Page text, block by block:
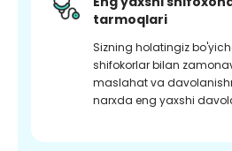
tarmoqlari
Sizning holatingiz
shifokorlar bilan
maslahat va
narxda eng yaxshi